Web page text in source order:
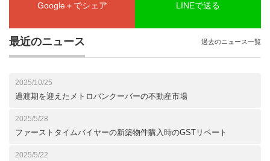
Google＋でシェア LINEで送る
最近のニュース
2025/10/25
過渡期を迎えたメトロバンクーバーの不動産市場
2025/5/28
ファーストタイムバイヤーの新築物件購入時のGSTリベート
2025/5/22
過去のニュース一覧